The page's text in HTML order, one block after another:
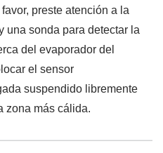
preste atención a la
una sonda para detectar la
del evaporador del
el sensor
suspendido libremente
zona más cálida.